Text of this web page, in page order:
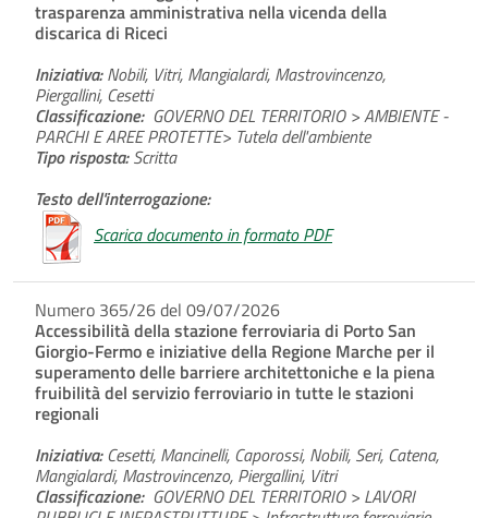
trasparenza amministrativa nella vicenda della
discarica di Riceci
Iniziativa:Nobili, Vitri, Mangialardi, Mastrovincenzo,
Piergallini, Cesetti
Classificazione: GOVERNO DEL TERRITORIO > AMBIENTE -
PARCHI E AREE PROTETTE> Tutela dell'ambiente
Tipo risposta:Scritta
Testo dell'interrogazione:
Scarica documento in formato PDF
Numero 365/26 del 09/07/2026
Accessibilità della stazione ferroviaria di Porto San
Giorgio-Fermo e iniziative della Regione Marche per il
superamento delle barriere architettoniche e la piena
fruibilità del servizio ferroviario in tutte le stazioni
regionali
Iniziativa:Cesetti, Mancinelli, Caporossi, Nobili, Seri, Catena,
Mangialardi, Mastrovincenzo, Piergallini, Vitri
Classificazione: GOVERNO DEL TERRITORIO > LAVORI